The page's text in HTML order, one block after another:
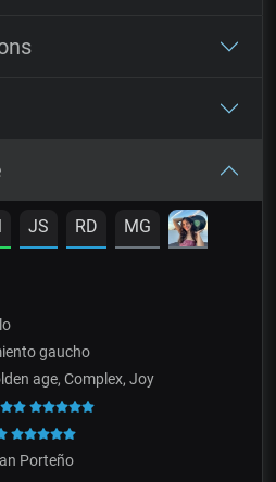
JS RD MG
gaucho
age, Complex, Joy
Porteño